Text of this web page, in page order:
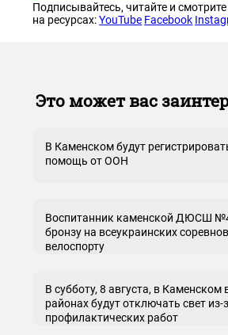
Подписывайтесь, читайте и
на ресурсах:YouTube Facebook
Это может вас
В Каменском будут
помощь от ООН
Воспитанник каменской ДЮСШ
бронзу на всеукраинских
велоспорту
В субботу, 8 августа, в Каменском
районах будут отключать свет из-
профилактических работ